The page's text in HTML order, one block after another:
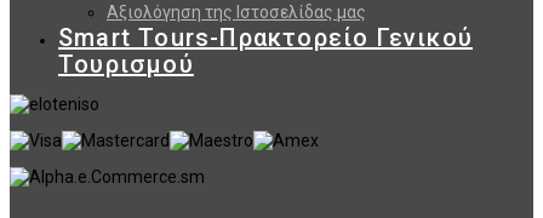
Αξιολόγηση της Ιστοσελίδας μας
Smart Tours-Πρακτορείο Γενικού
Τουρισμού